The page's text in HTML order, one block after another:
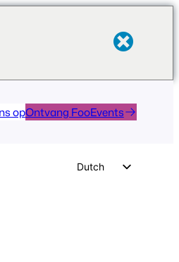
opOntvang FooEvents
Dutch